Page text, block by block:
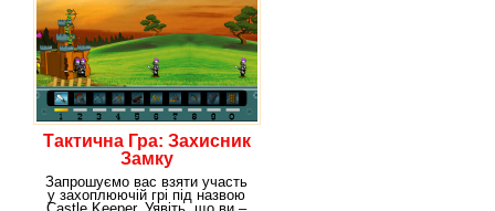
Тактична Гра: Захисник
Замку
Запрошуємо вас взяти участь
у захоплюючій грі під назвою